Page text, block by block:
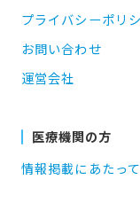
プライバシーポリ
お問い合わせ
運営会社
医療機関の方
情報掲載にあたって